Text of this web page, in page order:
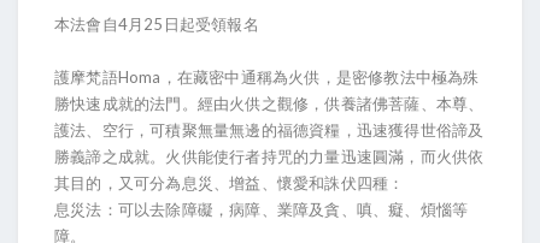
本法會自4月25日起受領報名
護摩梵語Homa，在藏密中通稱為火供，是密修教法中極為殊
勝快速成就的法門。經由火供之觀修，供養諸佛菩薩、本尊、
護法、空行，可積聚無量無邊的福德資糧，迅速獲得世俗諦及
勝義諦之成就。火供能使行者持咒的力量迅速圓滿，而火供依
其目的，又可分為息災、增益、懷愛和誅伏四種：
息災法：可以去除障礙，病障、業障及貪、嗔、癡、煩惱等
障。